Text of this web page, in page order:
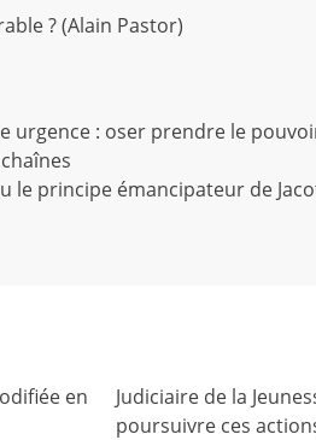
? (Alain Pastor)
urgence : oser prendre le
le principe émancipateur de
en
Judiciaire de la
poursuivre ces